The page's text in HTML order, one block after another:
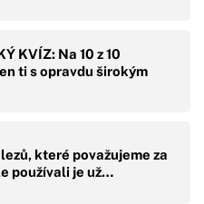
KVÍZ: Na 10 z 10
ti s opravdu širokým
které považujeme za
používali je už…